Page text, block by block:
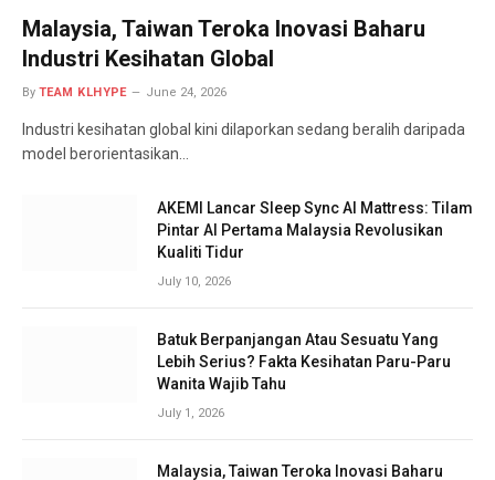
Malaysia, Taiwan Teroka Inovasi Baharu
Industri Kesihatan Global
By TEAM KLHYPE June 24, 2026
Industri kesihatan global kini dilaporkan sedang beralih daripada
model berorientasikan…
AKEMI Lancar Sleep Sync AI Mattress: Tilam
Pintar AI Pertama Malaysia Revolusikan
Kualiti Tidur
July 10, 2026
Batuk Berpanjangan Atau Sesuatu Yang
Lebih Serius? Fakta Kesihatan Paru-Paru
Wanita Wajib Tahu
July 1, 2026
Malaysia, Taiwan Teroka Inovasi Baharu